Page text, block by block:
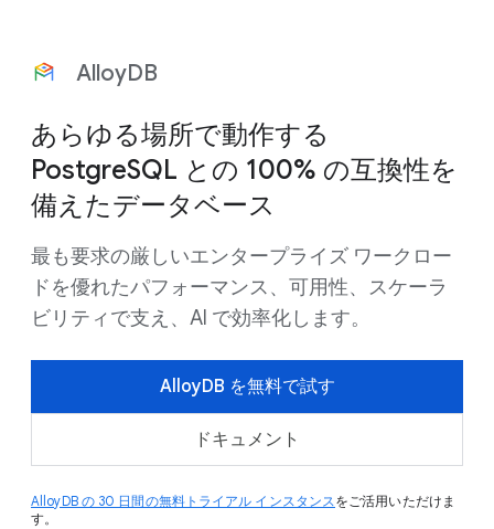
AlloyDB
あらゆる場所で動作する
PostgreSQL との 100% の互換性を
備えたデータベース
最も要求の厳しいエンタープライズ ワークロー
ドを優れたパフォーマンス、可用性、スケーラ
ビリティで支え、AI で効率化します。
AlloyDB を無料で試す
ドキュメント
AlloyDB の 30 日間の無料トライアル インスタンスをご活用いただけま
す。